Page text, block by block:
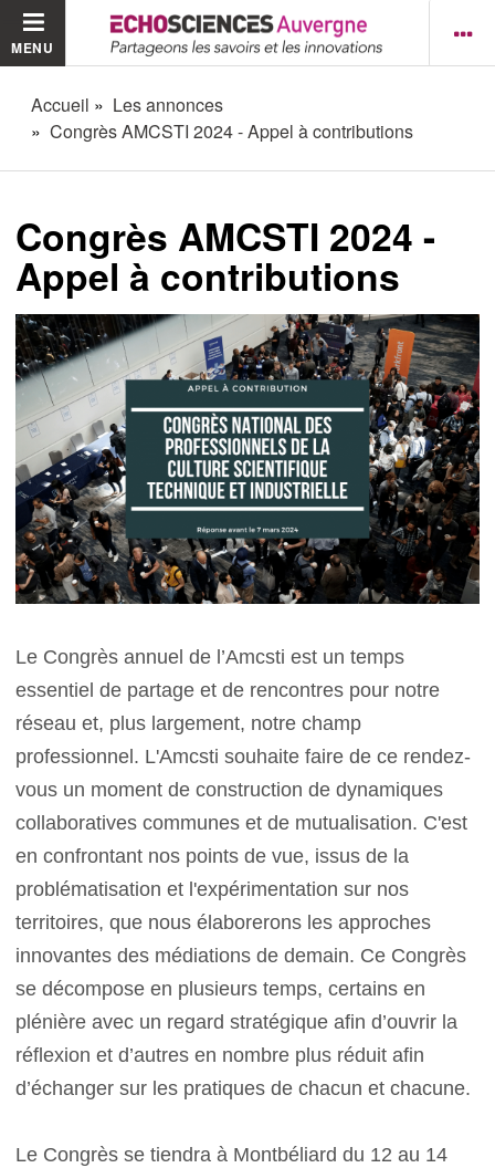
MENU
Accueil
Les annonces
Congrès AMCSTI 2024 - Appel à contributions
Congrès AMCSTI 2024 -
Appel à contributions
Le Congrès annuel de l’Amcsti est un temps
essentiel de partage et de rencontres pour notre
réseau et, plus largement, notre champ
professionnel. L'Amcsti souhaite faire de ce rendez-
vous un moment de construction de dynamiques
collaboratives communes et de mutualisation. C'est
en confrontant nos points de vue, issus de la
problématisation et l'expérimentation sur nos
territoires, que nous élaborerons les approches
innovantes des médiations de demain. Ce Congrès
se décompose en plusieurs temps, certains en
plénière avec un regard stratégique afin d’ouvrir la
réflexion et d’autres en nombre plus réduit afin
d’échanger sur les pratiques de chacun et chacune.
Le Congrès se tiendra à Montbéliard du 12 au 14